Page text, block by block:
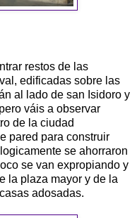
restos de las
edificadas sobre las
al lado de san Isidoro y
váis a observar
de la ciudad
pared para construir
se ahorraron
se van expropiando y
la plaza mayor y de la
adosadas.